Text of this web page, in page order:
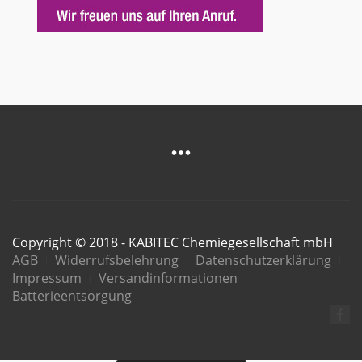
Copyright © 2018 - KABITEC Chemiegesellschaft mbH
AGB
Widerrufsbelehrung
Datenschutzerklärung
Impressum
Versandinformationen
Batterieentsorgung